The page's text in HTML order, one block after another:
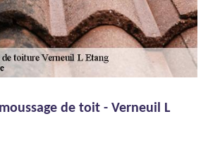
de toit - Verneuil L